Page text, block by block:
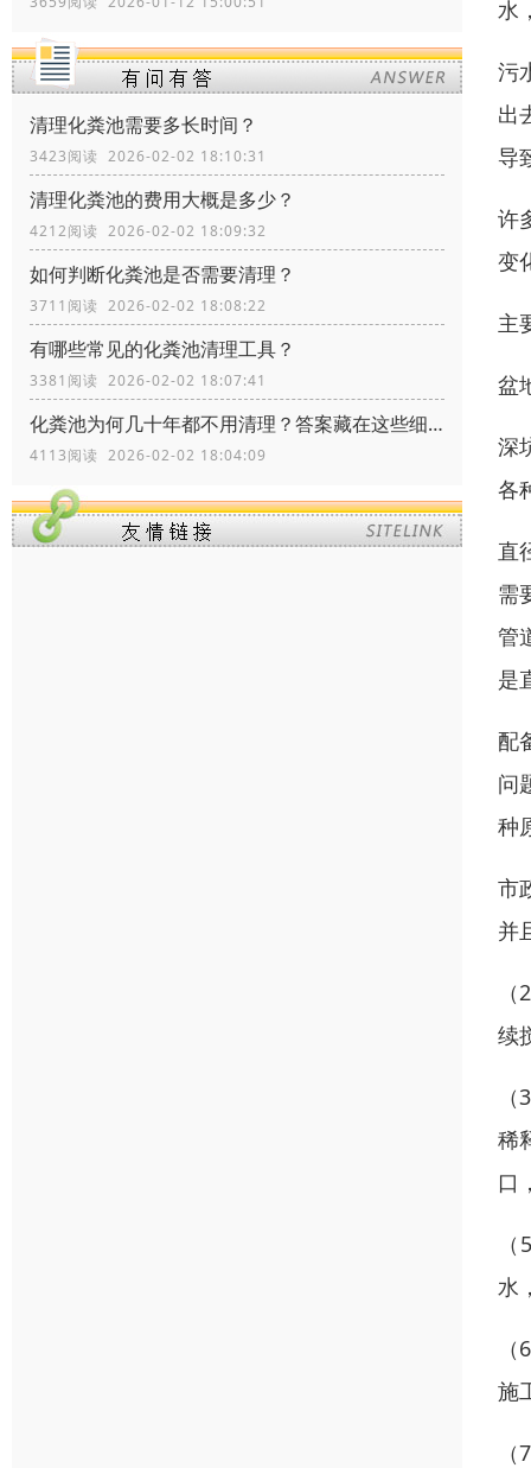
清理化粪池需要多长时间？
3423阅读 2026-02-02 18:10:31
清理化粪池的费用大概是多少？
4212阅读 2026-02-02 18:09:32
如何判断化粪池是否需要清理？
3711阅读 2026-02-02 18:08:22
有哪些常见的化粪池清理工具？
3381阅读 2026-02-02 18:07:41
化粪池为何几十年都不用清理？答案藏在这些细节里！
4113阅读 2026-02-02 18:04:09
水
污
出
导
许
变
主
盆
深
各
直
需
管
是
配
问
种
市
并
续
稀
口
水
施